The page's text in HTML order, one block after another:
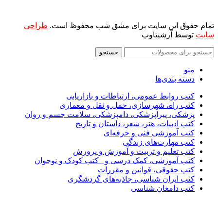
تمام حقوق این سایت برای مشق شب محفوظ است. طراحی
سایت توسط آرشیتاوب
جستجو
منو
دسته بندی‌ها
کتب روابط عمومی، ارتباطات و بازاریابی
کتب راه، شهرسازی، حمل و نقل و معماری
پزشکی، پیراپزشکی، دامپزشکی، سلامت جسم و روان
کتب ادبیات، هنر، شعر، داستان و تاریخ
کتب آموزشی فنی و حرفه‌ای
کتب مهارت‌های زندگی
کتب تعلیم و تربیت و آموزش و پرورش
کتب آموزشی، کمک درسی و _کتب کودک و نوجوان
کتب حقوقی، قوانین و مقررات
کتب ایران شناسی، جاذبه‌های گردشگری
کتب دامغان شناسی